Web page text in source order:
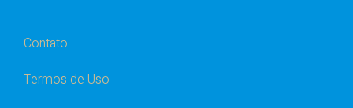
Contato
Termos de Uso